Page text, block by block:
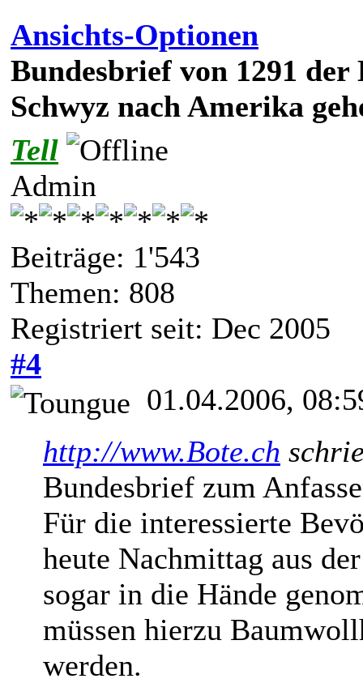
Ansichts-Optionen
Bundesbrief von 1291 der
Schwyz nach Amerika
Tell
Admin
Beiträge: 1'543
Themen: 808
Registriert seit: Dec 2005
#4
01.04.2006,
http://www.Bote.ch
Bundesbrief zum
Für die interessierte
heute Nachmittag aus
sogar in die Hände
müssen hierzu
werden.